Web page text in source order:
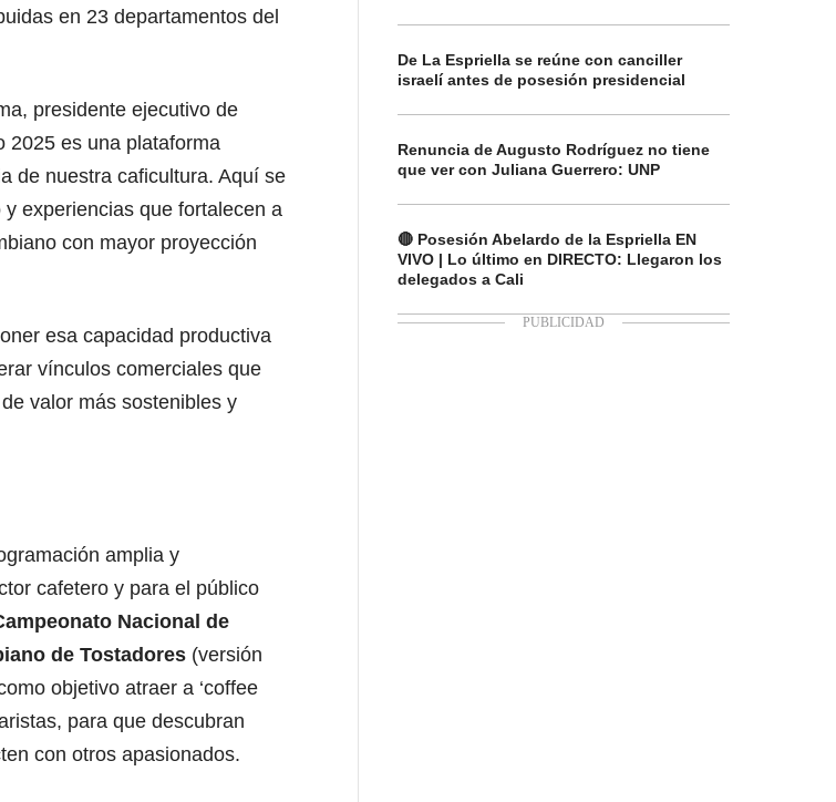
en 23 departamentos del
presidente ejecutivo de
2025 es una plataforma
de nuestra caficultura. Aquí se
experiencias que fortalecen a
con mayor proyección
esa capacidad productiva
vínculos comerciales que
valor más sostenibles y
amplia y
cafetero y para el público
Nacional de
de Tostadores (versión
objetivo atraer a ‘coffee
para que descubran
con otros apasionados.
De La Espriella se reúne con canciller
israelí antes de posesión presidencial
Renuncia de Augusto Rodríguez no tiene
que ver con Juliana Guerrero: UNP
🔴 Posesión Abelardo de la Espriella EN
VIVO | Lo último en DIRECTO: Llegaron los
delegados a Cali